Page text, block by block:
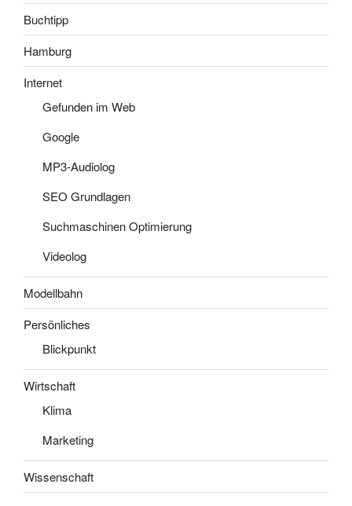
Buchtipp
Hamburg
Internet
Gefunden im Web
Google
MP3-Audiolog
SEO Grundlagen
Suchmaschinen Optimierung
Videolog
Modellbahn
Persönliches
Blickpunkt
Wirtschaft
Klima
Marketing
Wissenschaft